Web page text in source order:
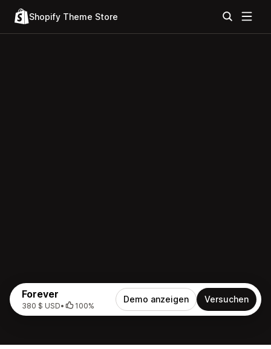
Shopify Theme Store
Forever
380 $ USD• 100%
Demo anzeigen Versuchen